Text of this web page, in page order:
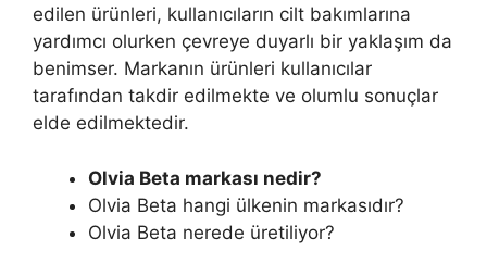
edilen ürünleri, kullanıcıların cilt bakımlarına
yardımcı olurken çevreye duyarlı bir yaklaşım da
benimser. Markanın ürünleri kullanıcılar
tarafından takdir edilmekte ve olumlu sonuçlar
elde edilmektedir.
Olvia Beta markası nedir?
Olvia Beta hangi ülkenin markasıdır?
Olvia Beta nerede üretiliyor?